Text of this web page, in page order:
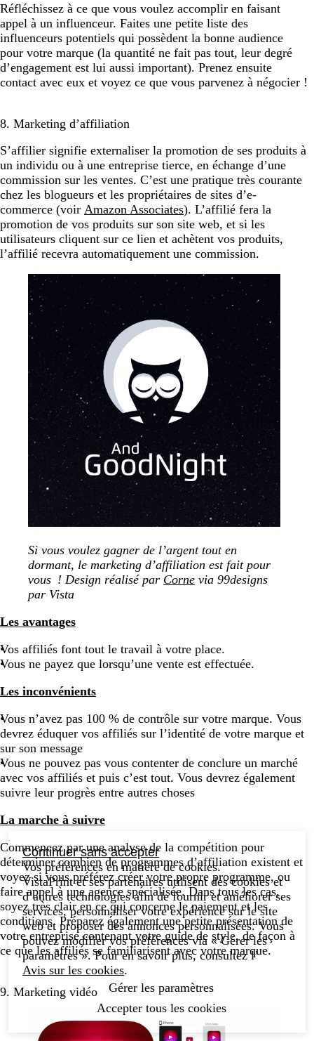
Réfléchissez à ce que vous voulez accomplir en faisant
appel à un influenceur. Faites une petite liste des
influenceurs potentiels qui possèdent la bonne audience
pour votre marque (la quantité ne fait pas tout, leur degré
d’engagement est lui aussi important). Prenez ensuite
contact avec eux et voyez ce que vous parvenez à négocier !
8. Marketing d’affiliation
S’affilier signifie externaliser la promotion de ses produits à
un individu ou à une entreprise tierce, en échange d’une
commission sur les ventes. C’est une pratique très courante
chez les blogueurs et les propriétaires de sites d’e-
commerce (voir Amazon Associates). L’affilié fera la
promotion de vos produits sur son site web, et si les
utilisateurs cliquent sur ce lien et achètent vos produits,
l’affilié recevra automatiquement une commission.
Si vous voulez gagner de l’argent tout en
dormant, le marketing d’affiliation est fait pour
vous ! Design réalisé par Corne via 99designs
par Vista
Les avantages
Vos affiliés font tout le travail à votre place.
Vous ne payez que lorsqu’une vente est effectuée.
Les inconvénients
Vous n’avez pas 100 % de contrôle sur votre marque. Vous
devrez éduquer vos affiliés sur l’identité de votre marque et
sur son message
Vous ne pouvez pas vous contenter de conclure un marché
avec vos affiliés et puis c’est tout. Vous devrez également
suivre leur progrès entre autres choses
La marche à suivre
Commencez par une analyse de la compétition pour
déterminer combien de programmes d’affiliation existent et
voyez si vous préférez créer votre propre programme, ou
faire appel à une agence spécialisée. Dans tous les cas,
soyez très clair en ce qui concerne le paiement et les
conditions. Préparez également une petite présentation de
votre entreprise contenant votre guide de style, de façon à
ce que les affiliés se familiarisent avec votre marque.
9. Marketing vidéo
Continuer sans accepter
Vos préférences en matière de cookies.
VistaPrint et ses partenaires utilisent des cookies et
d’autres technologies afin de fournir et améliorer ses
services, personnaliser votre expérience sur le site
web et proposer des annonces personnalisées. Vous
pouvez modifier vos préférences via « Gérer les
paramètres ». Pour en savoir plus, consultez l’
Avis sur les cookies.
Gérer les paramètres
Accepter tous les cookies